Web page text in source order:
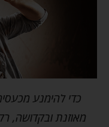
כדי להימנע
מאוזנת ובקדושה,